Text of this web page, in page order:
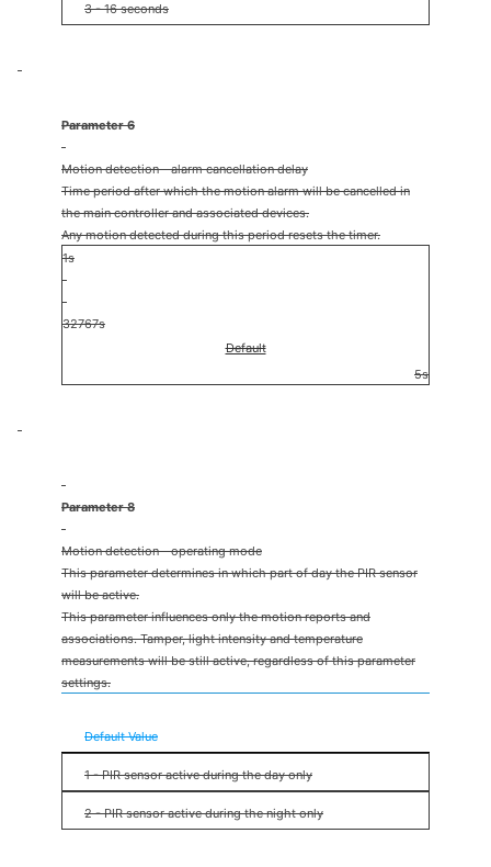
3 - 16 seconds
Parameter 6
Motion detection - alarm cancellation delay
Time period after which the motion alarm will be cancelled in
the main controller and associated devices.
Any motion detected during this period resets the timer.
1s
32767s
Default
5s
Parameter 8
Motion detection - operating mode
This parameter determines in which part of day the PIR sensor
will be active.
This parameter influences only the motion reports and
associations. Tamper, light intensity and temperature
measurements will be still active, regardless of this parameter
settings.
Default Value
1 - PIR sensor active during the day only
2 - PIR sensor active during the night only